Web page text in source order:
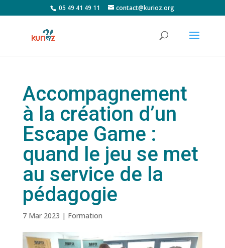
05 49 41 49 11 contact@kurioz.org
Accompagnement
à la création d’un
Escape Game :
quand le jeu se met
au service de la
pédagogie
7 Mar 2023 | Formation